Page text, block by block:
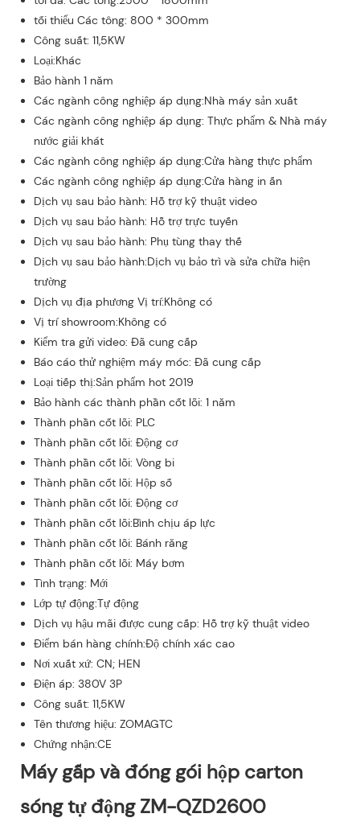
tối thiểu Các tông: 800 * 300mm
Công suất: 11,5KW
Loại:Khác
Bảo hành 1 năm
Các ngành công nghiệp áp dụng:Nhà máy sản xuất
Các ngành công nghiệp áp dụng: Thực phẩm & Nhà máy
nước giải khát
Các ngành công nghiệp áp dụng:Cửa hàng thực phẩm
Các ngành công nghiệp áp dụng:Cửa hàng in ấn
Dịch vụ sau bảo hành: Hỗ trợ kỹ thuật video
Dịch vụ sau bảo hành: Hỗ trợ trực tuyến
Dịch vụ sau bảo hành: Phụ tùng thay thế
Dịch vụ sau bảo hành:Dịch vụ bảo trì và sửa chữa hiện
trường
Dịch vụ địa phương Vị trí:Không có
Vị trí showroom:Không có
Kiểm tra gửi video: Đã cung cấp
Báo cáo thử nghiệm máy móc: Đã cung cấp
Loại tiếp thị:Sản phẩm hot 2019
Bảo hành các thành phần cốt lõi: 1 năm
Thành phần cốt lõi: PLC
Thành phần cốt lõi: Động cơ
Thành phần cốt lõi: Vòng bi
Thành phần cốt lõi: Hộp số
Thành phần cốt lõi: Động cơ
Thành phần cốt lõi:Bình chịu áp lực
Thành phần cốt lõi: Bánh răng
Thành phần cốt lõi: Máy bơm
Tình trạng: Mới
Lớp tự động:Tự động
Dịch vụ hậu mãi được cung cấp: Hỗ trợ kỹ thuật video
Điểm bán hàng chính:Độ chính xác cao
Nơi xuất xứ: CN; HEN
Điện áp: 380V 3P
Công suất: 11,5KW
Tên thương hiệu: ZOMAGTC
Chứng nhận:CE
Máy gấp và đóng gói hộp carton
sóng tự động ZM-QZD2600